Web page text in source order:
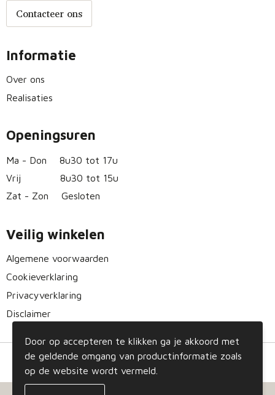
Contacteer ons
Informatie
Over ons
Realisaties
Openingsuren
Ma - Don
8u30 tot 17u
Vrij
8u30 tot 15u
Zat - Zon
Gesloten
Veilig winkelen
Algemene voorwaarden
Cookieverklaring
Privacyverklaring
Disclaimer
Door op accepteren te klikken ga je akkoord met
de geldende omgang van productinformatie zoals
op de website wordt vermeld.